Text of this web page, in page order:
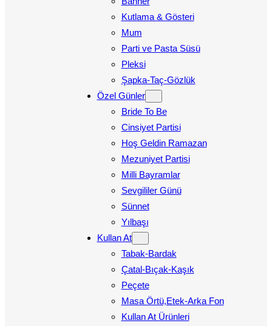
Kutlama & Gösteri
Mum
Parti ve Pasta Süsü
Pleksi
Şapka-Taç-Gözlük
Özel Günler
Bride To Be
Cinsiyet Partisi
Hoş Geldin Ramazan
Mezuniyet Partisi
Milli Bayramlar
Sevgililer Günü
Sünnet
Yılbaşı
Kullan At
Tabak-Bardak
Çatal-Bıçak-Kaşık
Peçete
Masa Örtü,Etek-Arka Fon
Kullan At Ürünleri